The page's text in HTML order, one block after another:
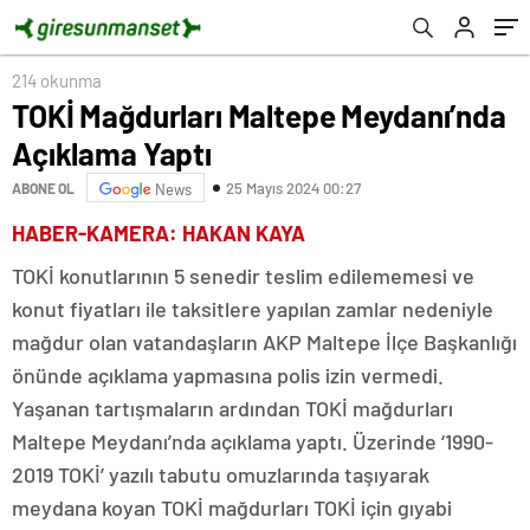
214 okunma
TOKİ Mağdurları Maltepe Meydanı’nda
Açıklama Yaptı
ABONE OL News 25 Mayıs 2024 00:27
HABER-KAMERA: HAKAN KAYA
TOKİ konutlarının 5 senedir teslim edilememesi ve
konut fiyatları ile taksitlere yapılan zamlar nedeniyle
mağdur olan vatandaşların AKP Maltepe İlçe Başkanlığı
önünde açıklama yapmasına polis izin vermedi.
Yaşanan tartışmaların ardından TOKİ mağdurları
Maltepe Meydanı’nda açıklama yaptı. Üzerinde ‘1990-
2019 TOKİ’ yazılı tabutu omuzlarında taşıyarak
meydana koyan TOKİ mağdurları TOKİ için gıyabi